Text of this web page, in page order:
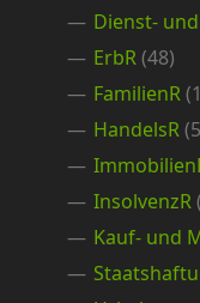
Dienst-
ErbR(48)
FamilienR
HandelsR
InsolvenzR
Kauf- und